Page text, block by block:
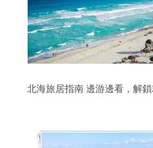
北海旅居指南 邊游邊看，解